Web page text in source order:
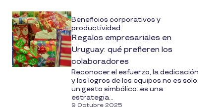
Beneficios corporativos y
productividad
Regalos empresariales en
Uruguay: qué prefieren los
colaboradores
Reconocer el esfuerzo, la dedicación
y los logros de los equipos no es solo
un gesto simbólico: es una
estrategia...
9 Octubre 2025